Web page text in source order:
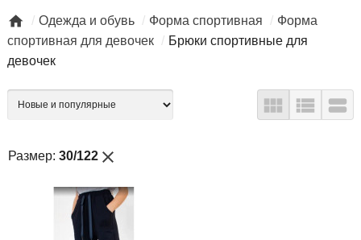
 Одежда и обувь Форма спортивная
Форма
спортивная для девочек
Брюки спортивные для
девочек
  
Размер: 30/122 close